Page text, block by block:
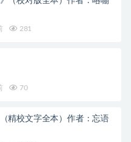
281
70
精校文字全本）作者：忘语